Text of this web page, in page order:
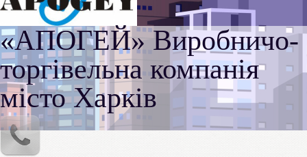
«АПОГЕЙ» Виробничо-
торгівельна компанія
місто Харків